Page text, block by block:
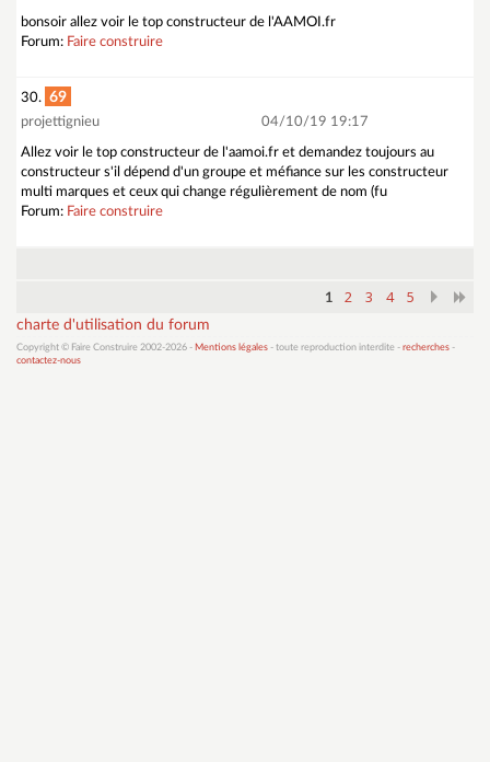
bonsoir allez voir le top constructeur de l'AAMOI.fr
Forum: Faire construire
30. 69
projettignieu 04/10/19 19:17
Allez voir le top constructeur de l'aamoi.fr et demandez toujours au
constructeur s'il dépend d'un groupe et méfiance sur les constructeur
multi marques et ceux qui change régulièrement de nom (fu
Forum: Faire construire
1 2 3 4 5
charte d'utilisation du forum
Copyright © Faire Construire 2002-2026 - Mentions légales - toute reproduction interdite - recherches -
contactez-nous